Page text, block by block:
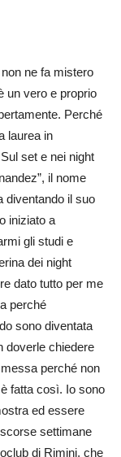
ne fa mistero
un vero e proprio
Perché
laurea in
set e nei night
il nome
diventando il suo
iniziato a
gli studi e
dei night
dato tutto per me
perché
sono diventata
doverle chiedere
perché non
fatta così. Io sono
ed essere
settimane
di Rimini, che